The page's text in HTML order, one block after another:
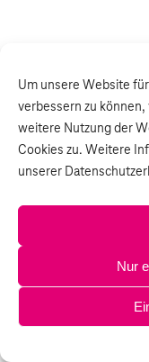
Um unsere Website
verbessern zu
weitere Nutzung der
Cookies zu. Weitere
unserer
Nur